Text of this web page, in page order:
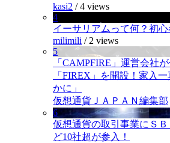
kasi2 /4 views
4
イーサリアムって何？初
milimili / 2 views
5
「CAMPFIRE」運営会社
「FIREX」を開設！家入
かに」
仮想通貨ＪＡＰＡＮ編集部
6
仮想通貨の取引事業にＳ
ど10社超が参入！